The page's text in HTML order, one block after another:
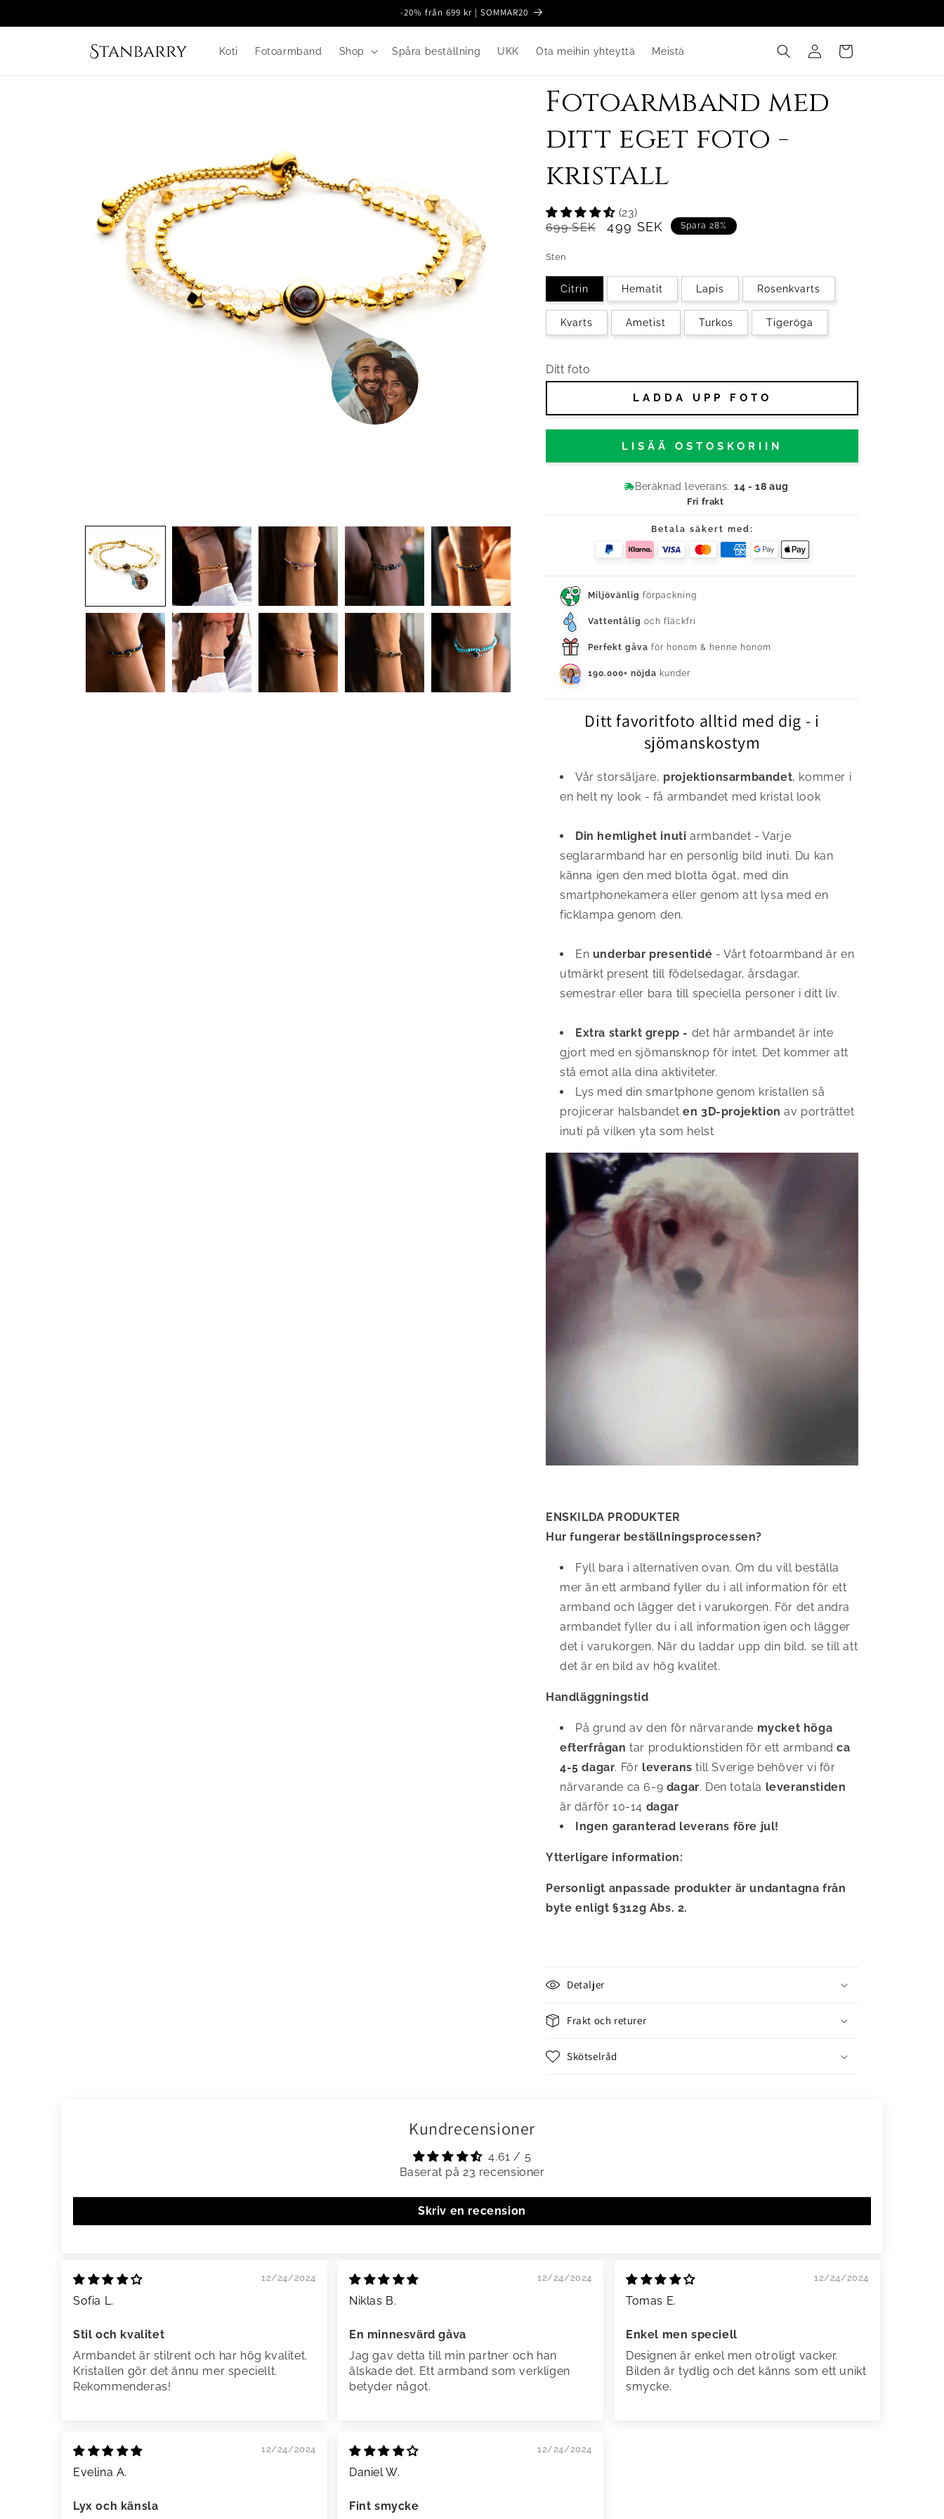
sisältöön
-20% från 699 kr | SOMMAR20
Koti Fotoarmband Shop Spåra beställning UKK Ota meihin yhteyttä Meistä
sisään
Ostoskori
Fotoarmband med
ditt eget foto -
kristall
(23)
Normaalihinta
699 SEK Alennushinta
499 SEK Spara 28%
Sten
Citrin Hematit Lapis Rosenkvarts
Kvarts Ametist Turkos Tigeröga
Ditt foto
LADDA UPP FOTO
LISÄÄ OSTOSKORIIN
Beräknad leverans: 14 - 18 aug
Fri frakt
Betala säkert med:
Miljövänlig förpackning
Vattentålig och fläckfri
Perfekt gåva för honom & henne honom
190.000+ nöjda kunder
Ditt favoritfoto alltid med dig - i
sjömanskostym
Vår storsäljare, projektionsarmbandet, kommer i
en helt ny look - få armbandet med kristal look
Din hemlighet inuti armbandet - Varje
seglararmband har en personlig bild inuti. Du kan
känna igen den med blotta ögat, med din
smartphonekamera eller genom att lysa med en
ficklampa genom den.
En underbar presentidé - Vårt fotoarmband är en
utmärkt present till födelsedagar, årsdagar,
semestrar eller bara till speciella personer i ditt liv.
Extra starkt grepp - det här armbandet är inte
gjort med en sjömansknop för intet. Det kommer att
stå emot alla dina aktiviteter.
Lys med din smartphone genom kristallen så
projicerar halsbandeten 3D-projektion av porträttet
inuti på vilken yta som helst
ENSKILDA PRODUKTER
Hur fungerar beställningsprocessen?
Fyll bara i alternativen ovan. Om du vill beställa
mer än ett armband fyller du i all information för ett
armband och lägger det i varukorgen. För det andra
armbandet fyller du i all information igen och lägger
det i varukorgen. När du laddar upp din bild, se till att
det är en bild av hög kvalitet.
Handläggningstid
På grund av den för närvarande mycket höga
efterfrågan tar produktionstiden för ett armbandca
4-5 dagar. För leverans till Sverige behöver vi för
närvarande ca 6-9 dagar. Den totala leveranstiden
är därför 10-14 dagar
Ingen garanterad leverans före jul!
Ytterligare information:
Personligt anpassade produkter är undantagna från
byte enligt §312g Abs. 2.
Detaljer
Frakt och returer
Skötselråd
Kundrecensioner
4.61 / 5
Baserat på 23 recensioner
Skriv en recension
12/24/2024
Sofia L.
Stil och kvalitet
Armbandet är stilrent och har hög kvalitet.
Kristallen gör det ännu mer speciellt.
Rekommenderas!
12/24/2024
Niklas B.
En minnesvärd gåva
Jag gav detta till min partner och han
älskade det. Ett armband som verkligen
betyder något.
12/24/2024
Tomas E.
Enkel men speciell
Designen är enkel men otroligt vacker.
Bilden är tydlig och det känns som ett unikt
smycke.
12/24/2024
Evelina A.
Lyx och känsla
12/24/2024
Daniel W.
Fint smycke